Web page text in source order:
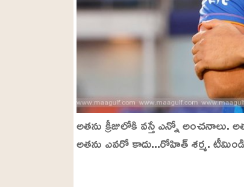
అతను క్రీజులోకి వస్తే ఎన్నో
అతను ఎవరో కాదు...రోహిత్ శర్మ.